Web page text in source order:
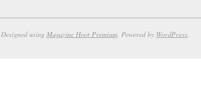
Designed using Magazine Hoot Premium. Powered by WordPress.